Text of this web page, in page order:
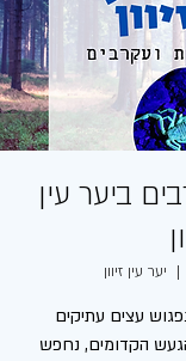
ביער עין
  |
יער עין זיוון
עצים עתיקים
הקדומים, נחפש